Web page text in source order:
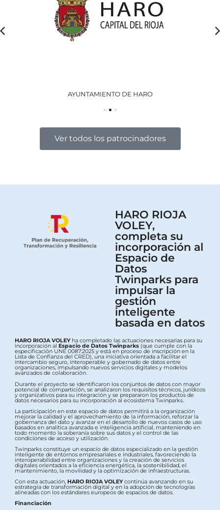
AYUNTAMIENTO DE HARO
Ver todos los patrocinadores
HARO RIOJA
VOLEY,
completa su
incorporación al
Espacio de
Datos
Twinparks para
impulsar la
gestión
inteligente
basada en datos
HARO RIOJA VOLEYha completado las actuaciones necesarias para su
incorporación al Espacio de Datos Twinparks (que cumple con la
especificación UNE 0087:2025 y está en proceso de inscripción en la
Lista de Confianza del CRED), una iniciativa orientada a facilitar el
intercambio seguro, interoperable y gobernado de datos entre
organizaciones, impulsando nuevos servicios digitales y modelos
avanzados de colaboración.
Durante el proyecto se identificaron los conjuntos de datos con mayor
potencial de compartición, se analizaron los requisitos técnicos, jurídicos
y organizativos para su integración y se prepararon los productos de
datos necesarios para su incorporación al ecosistema Twinparks.
La participación en este espacio de datos permitirá a la organización
mejorar la calidad y el aprovechamiento de la información, reforzar la
gobernanza del dato y avanzar en el desarrollo de nuevos casos de uso
basados en analítica avanzada e inteligencia artificial, manteniendo en
todo momento la soberanía sobre sus datos y el control de las
condiciones de acceso y utilización.
Twinparks constituye un espacio de datos especializado en la gestión
inteligente de entornos empresariales e industriales, favoreciendo la
interoperabilidad entre organizaciones y la creación de servicios
digitales orientados a la eficiencia energética, la sostenibilidad, el
mantenimiento, la movilidad y la optimización de infraestructuras.
Con esta actuación, HARO RIOJA VOLEYcontinúa avanzando en su
estrategia de transformación digital y en la adopción de tecnologías
alineadas con los estándares europeos de espacios de datos.
Financiación